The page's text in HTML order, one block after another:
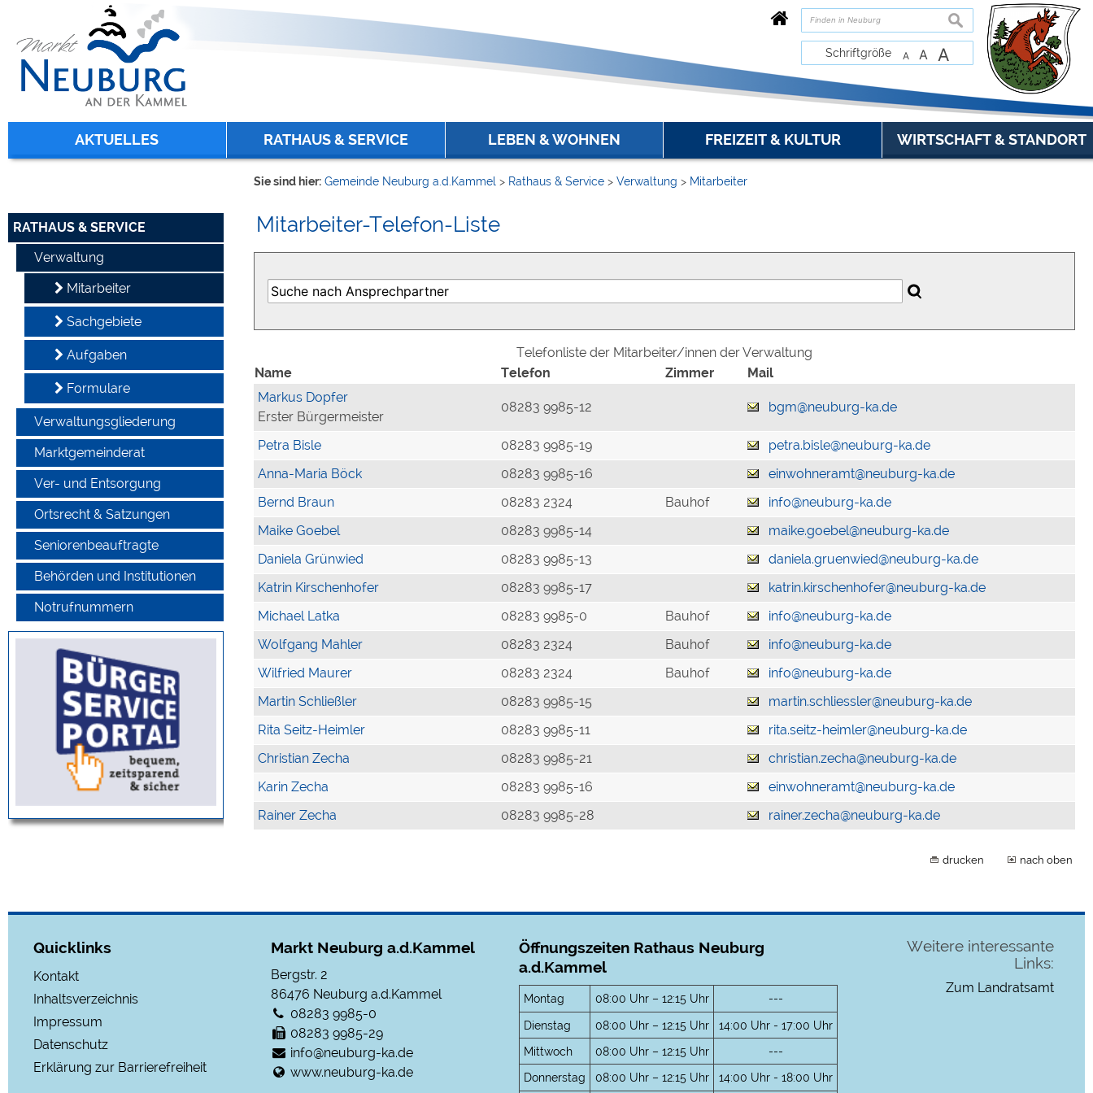
zur Navigation oder zur Startseitespringen.
suchen
Schriftgröße A A A
AKTUELLES RATHAUS & SERVICE LEBEN & WOHNEN FREIZEIT & KULTUR WIRTSCHAFT & STANDORT
RATHAUS & SERVICE
Verwaltung
Mitarbeiter
Sachgebiete
Aufgaben
Formulare
Verwaltungsgliederung
Marktgemeinderat
Ver- und Entsorgung
Ortsrecht & Satzungen
Seniorenbeauftragte
Behörden und Institutionen
Notrufnummern
Sie sind hier: Gemeinde Neuburg a.d.Kammel > Rathaus & Service > Verwaltung > Mitarbeiter
Mitarbeiter-Telefon-Liste
Telefonliste der Mitarbeiter/innen der Verwaltung
Name
Telefon Zimmer
Mail
Markus Dopfer
Erster Bürgermeister
08283 9985-12 bgm@neuburg-ka.de
Petra Bisle 08283 9985-19
petra.bisle@neuburg-ka.de
Anna-Maria Böck
08283 9985-16
einwohneramt@neuburg-ka.de
Bernd Braun
08283 2324 Bauhof
info@neuburg-ka.de
Maike Goebel
08283 9985-14
maike.goebel@neuburg-ka.de
Daniela Grünwied
08283 9985-13
daniela.gruenwied@neuburg-ka.de
Katrin Kirschenhofer
08283 9985-17
katrin.kirschenhofer@neuburg-ka.de
Michael Latka
08283 9985-0 Bauhof
info@neuburg-ka.de
Wolfgang Mahler
08283 2324 Bauhof
info@neuburg-ka.de
Wilfried Maurer
08283 2324 Bauhof
info@neuburg-ka.de
Martin Schließler
08283 9985-15
martin.schliessler@neuburg-ka.de
Rita Seitz-Heimler
08283 9985-11
rita.seitz-heimler@neuburg-ka.de
Christian Zecha
08283 9985-21
christian.zecha@neuburg-ka.de
Karin Zecha
08283 9985-16
einwohneramt@neuburg-ka.de
Rainer Zecha
08283 9985-28 rainer.zecha@neuburg-ka.de
drucken nach oben
Quicklinks
Kontakt
Inhaltsverzeichnis
Impressum
Datenschutz
Erklärung zur Barrierefreiheit
Markt Neuburg a.d.Kammel
Bergstr. 2
86476 Neuburg a.d.Kammel
08283 9985-0
08283 9985-29
info@neuburg-ka.de
www.neuburg-ka.de
Öffnungszeiten Rathaus Neuburg
a.d.Kammel
Montag 08:00 Uhr – 12:15 Uhr
---
Dienstag
08:00 Uhr – 12:15 Uhr
14:00 Uhr - 17:00 Uhr
Mittwoch
08:00 Uhr – 12:15 Uhr
---
Donnerstag
08:00 Uhr – 12:15 Uhr 14:00 Uhr - 18:00 Uhr
Weitere interessante
Links:
Zum Landratsamt